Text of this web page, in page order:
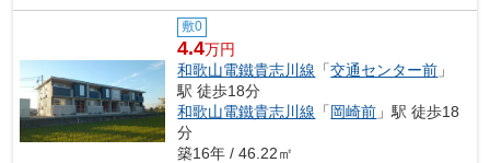
敷0
4.4万円
和歌山電鐵貴志川線 「交通センター前 」
駅 徒歩18分
和歌山電鐵貴志川線 「岡崎前 」駅 徒歩18
分
築16年 / 46.22㎡